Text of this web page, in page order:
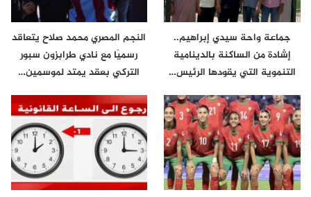
جماعة واحة سيدي إبراهيم..
إشادة من الساكنة بالدينامية
التنموية التي يقودها الرئيس…
النجم المصري محمد صلاح يتعاقد
رسميًا مع نادي طرابزون سبور
التركي بعقد يمتد لموسمين…